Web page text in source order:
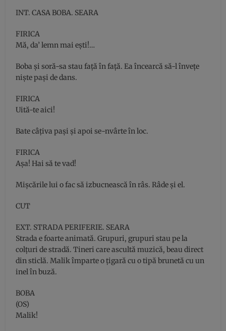
INT. CASA BOBA. SEARA
FIRICA
Mă, da’ lemn mai eşti!…
Boba şi soră-sa stau faţă în faţă. Ea încearcă să-l înveţe
nişte paşi de dans.
FIRICA
Uită-te aici!
Bate câţiva paşi şi apoi se-nvârte în loc.
FIRICA
Aşa! Hai să te vad!
Mişcările lui o fac să izbucnească în râs. Râde şi el.
CUT
EXT. STRADA PERIFERIE. SEARA
Strada e foarte animată. Grupuri, grupuri stau pe la
colţuri de stradă. Tineri care ascultă muzică, beau direct
din sticlă. Malik împarte o ţigară cu o tipă brunetă cu un
inel în buză.
BOBA
(OS)
Malik!